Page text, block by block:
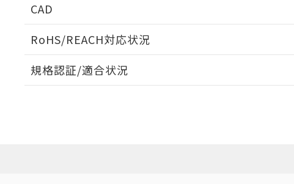
CAD
RoHS/REACH対応状況
EU RoHS 注意事項・凡例
規格認証/適合状況